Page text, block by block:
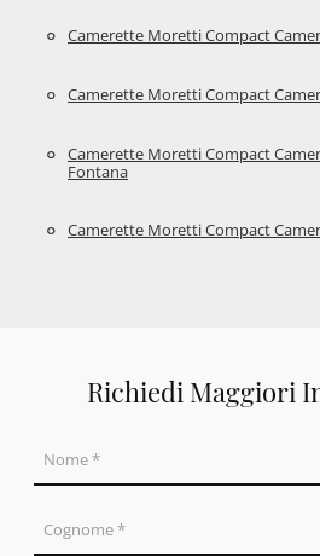
Camerette Moretti Compact
Camerette Moretti Compact
Camerette Moretti Compact
Fontana
Camerette Moretti Compact
Richiedi Maggiori